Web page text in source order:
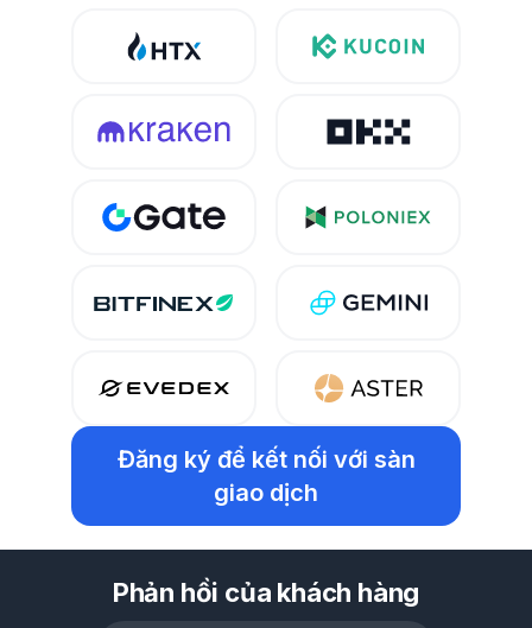
Đăng kýđể kết nối với sàn
giao dịch
Phản hồi của khách hàng